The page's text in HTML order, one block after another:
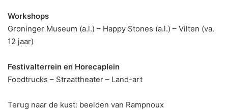
Workshops
Groninger Museum (a.l.) – Happy Stones (a.l.) – Vilten (va.
12 jaar)
Festivalterrein en Horecaplein
Foodtrucks – Straattheater – Land-art
Terug naar de kust: beelden van Rampnoux